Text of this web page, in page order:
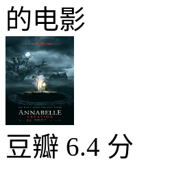
的电影
豆瓣 6.4 分